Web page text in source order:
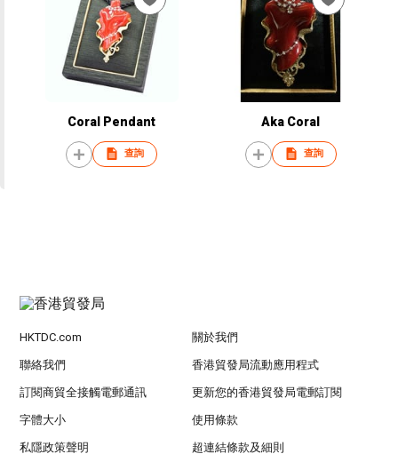
Coral Pendant
查詢
Aka Coral
查詢
HKTDC.com 關於我們
聯絡我們 香港貿發局流動應用程式
訂閱商貿全接觸電郵通訊 更新您的香港貿發局電郵訂閱
字體大小 使用條款
私隱政策聲明 超連結條款及細則